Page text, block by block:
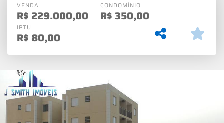
VENDA
R$ 229.000,00
CONDOMÍNIO
R$ 350,00
IPTU
R$ 80,00